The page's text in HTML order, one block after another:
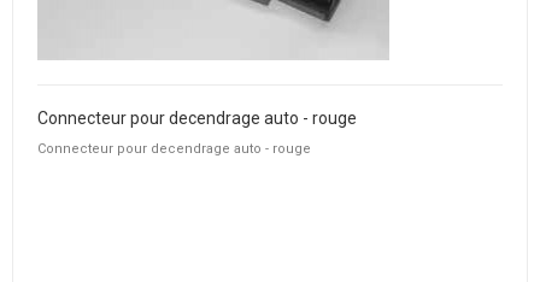
Connecteur pour decendrage auto - rouge
Connecteur pour decendrage auto - rouge